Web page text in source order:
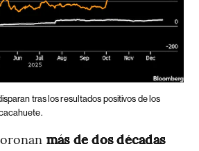
tras los resultados positivos de los
más de dos décadas